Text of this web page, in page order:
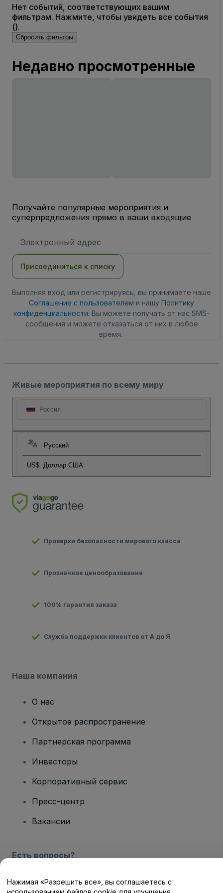
Нет событий, соответствующих вашим
фильтрам. Нажмите, чтобы увидеть все события
().
Сбросить фильтры
Недавно просмотренные
Получайте популярные мероприятия и
суперпредложения прямо в ваши входящие
электронной
Присоединиться к списку
Выполняя вход или регистрируясь, вы принимаете наше
Соглашение с пользователем и нашу Политику
конфиденциальности. Вы можете получать от нас SMS-
сообщения и можете отказаться от них в любое
время.
Живые мероприятия по всему миру
Россия
Русский
US$ Доллар США
Проверки безопасности мирового класса
Прозначное ценообразование
100% гарантия заказа
Служба поддержки клиентов от А до Я
Наша компания
О нас
Открытое распространение
Партнерская программа
Инвесторы
Корпоративный сервис
Пресс-центр
Вакансии
Есть вопросы?
Центр помощи / Свяжитесь с нами
Нажимая «Разрешить все», вы соглашаетесь с